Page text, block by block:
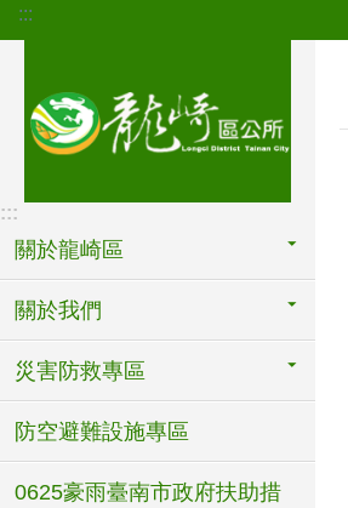
跳到主要內容區塊
:::
:::
關於龍崎區
關於我們
災害防救專區
防空避難設施專區
0625豪雨臺南市政府扶助措